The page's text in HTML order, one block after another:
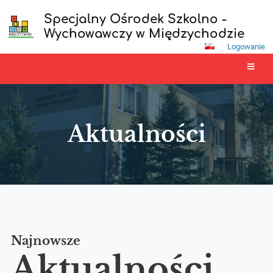
Specjalny Ośrodek Szkolno -
Wychowawczy w Międzychodzie
Logowanie
Aktualności
Najnowsze